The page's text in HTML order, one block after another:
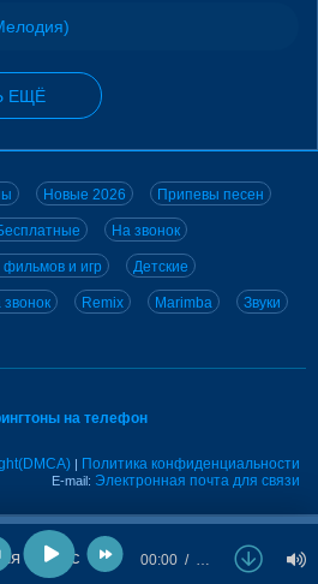
ЕЩЁ
Новые 2026 Припевы песен
На звонок
фильмов и игр Детские
Remix Marimba Звуки
на телефон
| Политика конфиденциальности
E-mail: Электронная почта для связи
на смс 00:00 …